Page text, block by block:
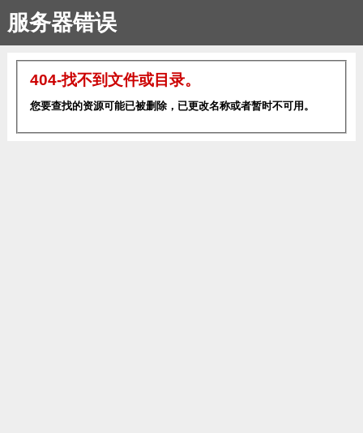
服务器错误
404-找不到文件或目录。
您要查找的资源可能已被删除，已更改名称或者暂时不可用。